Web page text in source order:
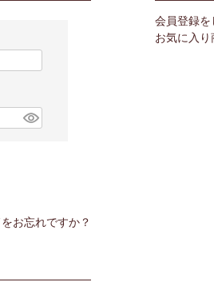
お忘れですか？
会員登録を
お気に入り